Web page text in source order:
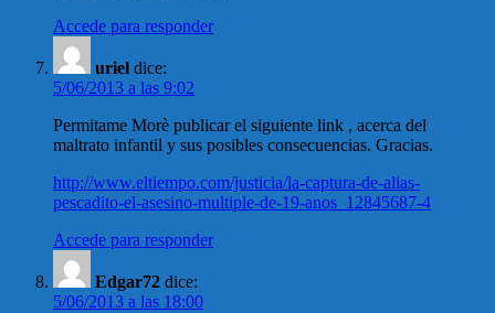
Accede para responder
uriel dice:
5/06/2013 a las 9:02
Permitame Morè publicar el siguiente link , acerca del
maltrato infantil y sus posibles consecuencias. Gracias.
http://www.eltiempo.com/justicia/la-captura-de-alias-
pescadito-el-asesino-multiple-de-19-anos_12845687-4
Accede para responder
Edgar72 dice:
5/06/2013 a las 18:00